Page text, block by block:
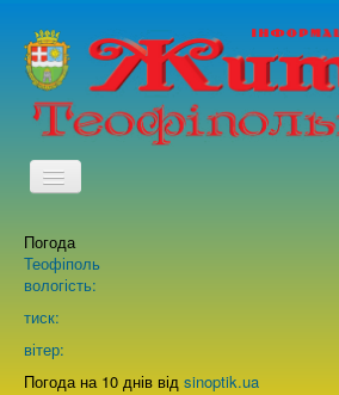
TPL_PROTOSTAR_TOGGLE_MENU
Про нас
Погода
Теофіполь
вологість:
тиск:
вітер:
Погода на 10 днів від sinoptik.ua